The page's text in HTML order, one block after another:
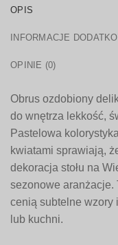
OPIS
INFORMACJE
OPINIE (0)
Obrus ozdobiony
do wnętrza lekkość,
Pastelowa
kwiatami sprawiają,
dekoracja stołu na
sezonowe aranżacje.
cenią subtelne wzory
lub kuchni.